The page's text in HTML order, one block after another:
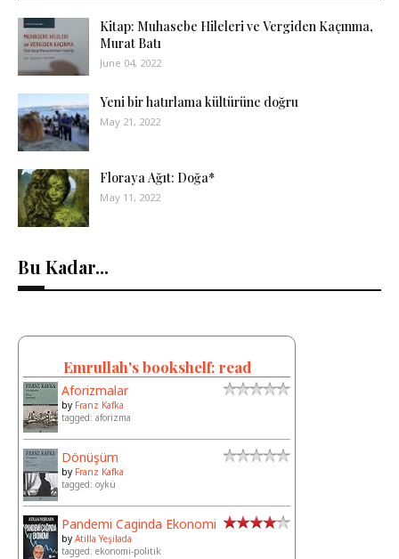
Kitap: Muhasebe Hileleri ve Vergiden Kaçınma,
Murat Batı
June 04, 2022
Yeni bir hatırlama kültürüne doğru
May 21, 2022
Floraya Ağıt: Doğa*
May 11, 2022
Bu Kadar...
Emrullah's bookshelf: read
Aforizmalar
by Franz Kafka
tagged: aforizma
Dönüşüm
by Franz Kafka
tagged: öykü
Pandemi Caginda Ekonomi
by Atilla Yeşilada
tagged: ekonomi-politik